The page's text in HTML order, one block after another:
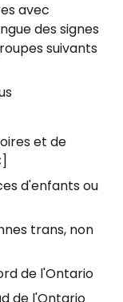
avec
des signes
suivants
et de
d'enfants ou
trans, non
de l'Ontario